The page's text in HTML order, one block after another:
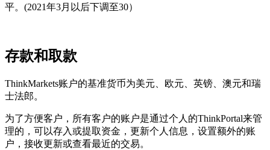
平。(2021年3月以后下调至30）
存款和取款
ThinkMarkets账户的基准货币为美元、欧元、英镑、澳元和瑞
士法郎。
为了方便客户，所有客户的账户是通过个人的ThinkPortal来管
理的，可以存入或提取资金，更新个人信息，设置额外的账
户，接收更新或查看最近的交易。